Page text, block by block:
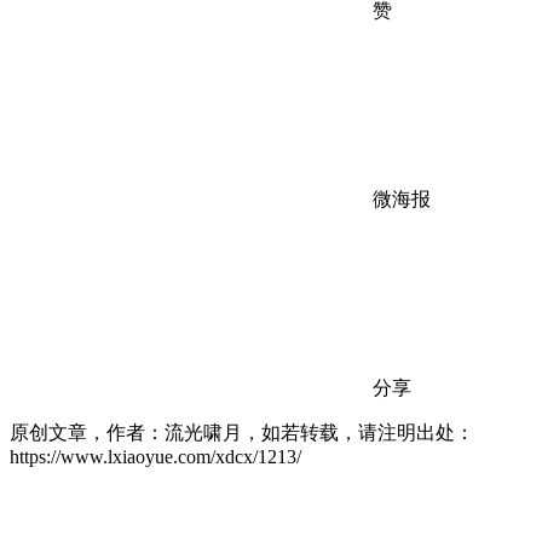
赞
微海报
分享
原创文章，作者：流光啸月，如若转载，请注明出处：
https://www.lxiaoyue.com/xdcx/1213/